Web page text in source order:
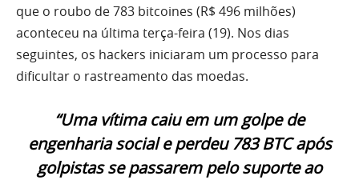
que o roubo de 783 bitcoines (R$ 496 milhões)
aconteceu na última terça-feira (19). Nos dias
seguintes, os hackers iniciaram um processo para
dificultar o rastreamento das moedas.
“Uma vítima caiu em um golpe de
engenharia social e perdeu 783 BTC após
golpistas se passarem pelo suporte ao